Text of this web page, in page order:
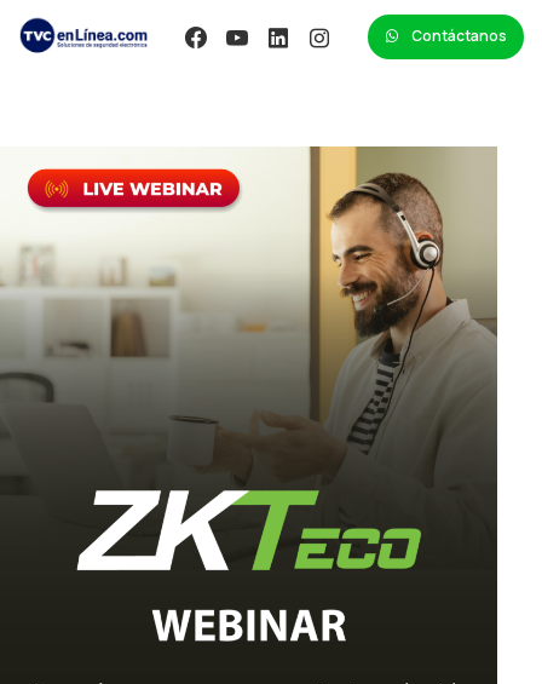
Contáctanos